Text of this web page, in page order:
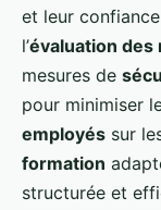
et leur
l’évaluation des
mesures de
pour minimiser
employés sur
formation
structurée et